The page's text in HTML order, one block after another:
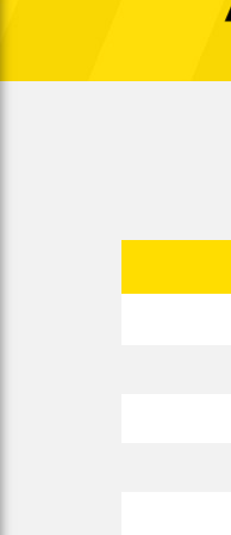
Ober.
Ober.